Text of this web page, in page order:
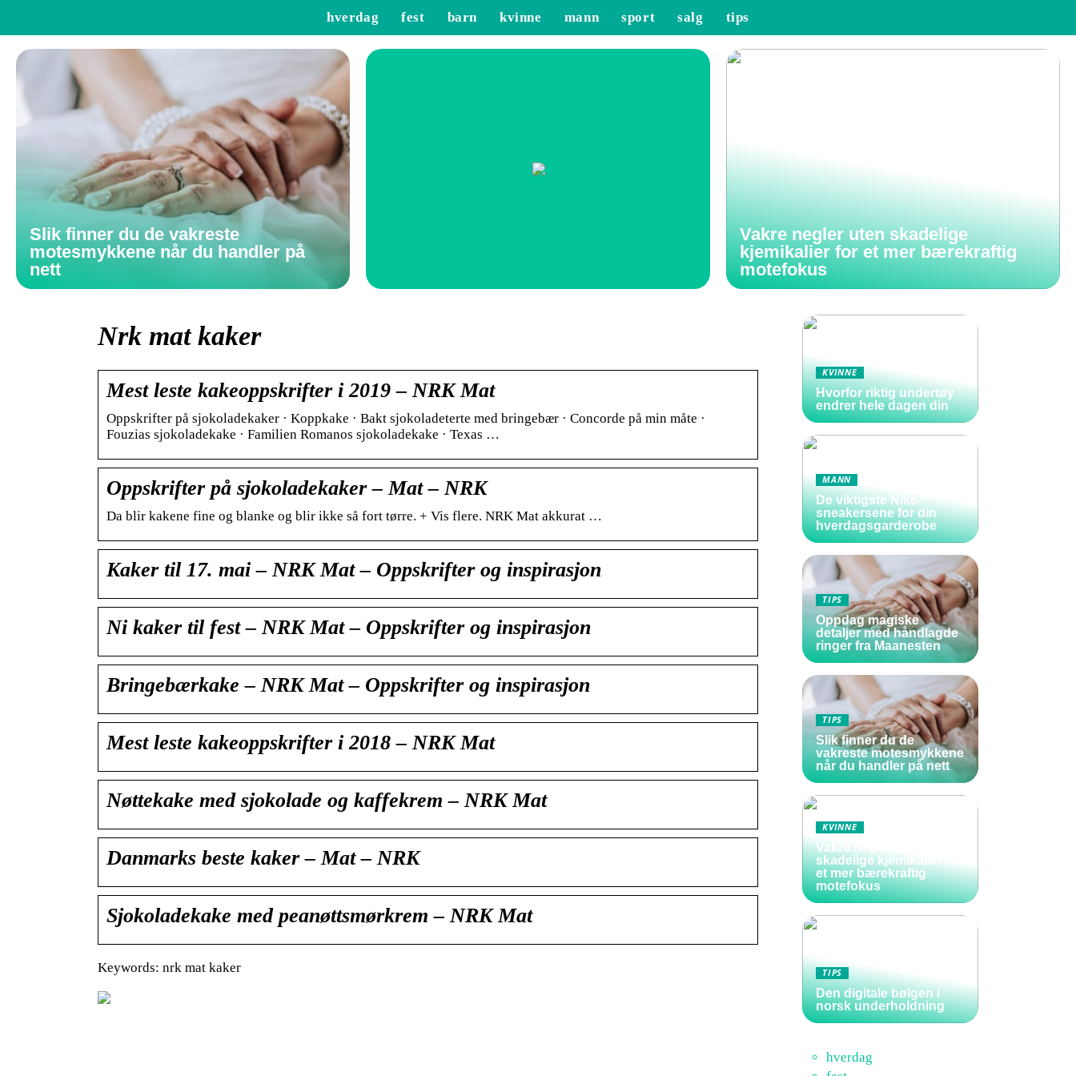
hverdag fest barn kvinne mann sport salg tips
Slik finner du de vakreste
motesmykkene når du handler på
nett
Vakre negler uten skadelige
kjemikalier for et mer bærekraftig
motefokus
Nrk mat kaker
Mest leste kakeoppskrifter i 2019 – NRK Mat
Oppskrifter på sjokoladekaker · Koppkake · Bakt sjokoladeterte med bringebær · Concorde på min måte ·
Fouzias sjokoladekake · Familien Romanos sjokoladekake · Texas …
Oppskrifter på sjokoladekaker – Mat – NRK
Da blir kakene fine og blanke og blir ikke så fort tørre. + Vis flere. NRK Mat akkurat …
Kaker til 17. mai – NRK Mat – Oppskrifter og inspirasjon
Ni kaker til fest – NRK Mat – Oppskrifter og inspirasjon
Bringebærkake – NRK Mat – Oppskrifter og inspirasjon
Mest leste kakeoppskrifter i 2018 – NRK Mat
Nøttekake med sjokolade og kaffekrem – NRK Mat
Danmarks beste kaker – Mat – NRK
Sjokoladekake med peanøttsmørkrem – NRK Mat
Keywords: nrk mat kaker
KVINNE
Hvorfor riktig undertøy
endrer hele dagen din
MANN
De viktigste Nike-
sneakersene for din
hverdagsgarderobe
TIPS
Oppdag magiske
detaljer med håndlagde
ringer fra Maanesten
TIPS
Slik finner du de
vakreste motesmykkene
når du handler på nett
KVINNE
Vakre negler uten
skadelige kjemikalier for
et mer bærekraftig
motefokus
TIPS
Den digitale bølgen i
norsk underholdning
hverdag